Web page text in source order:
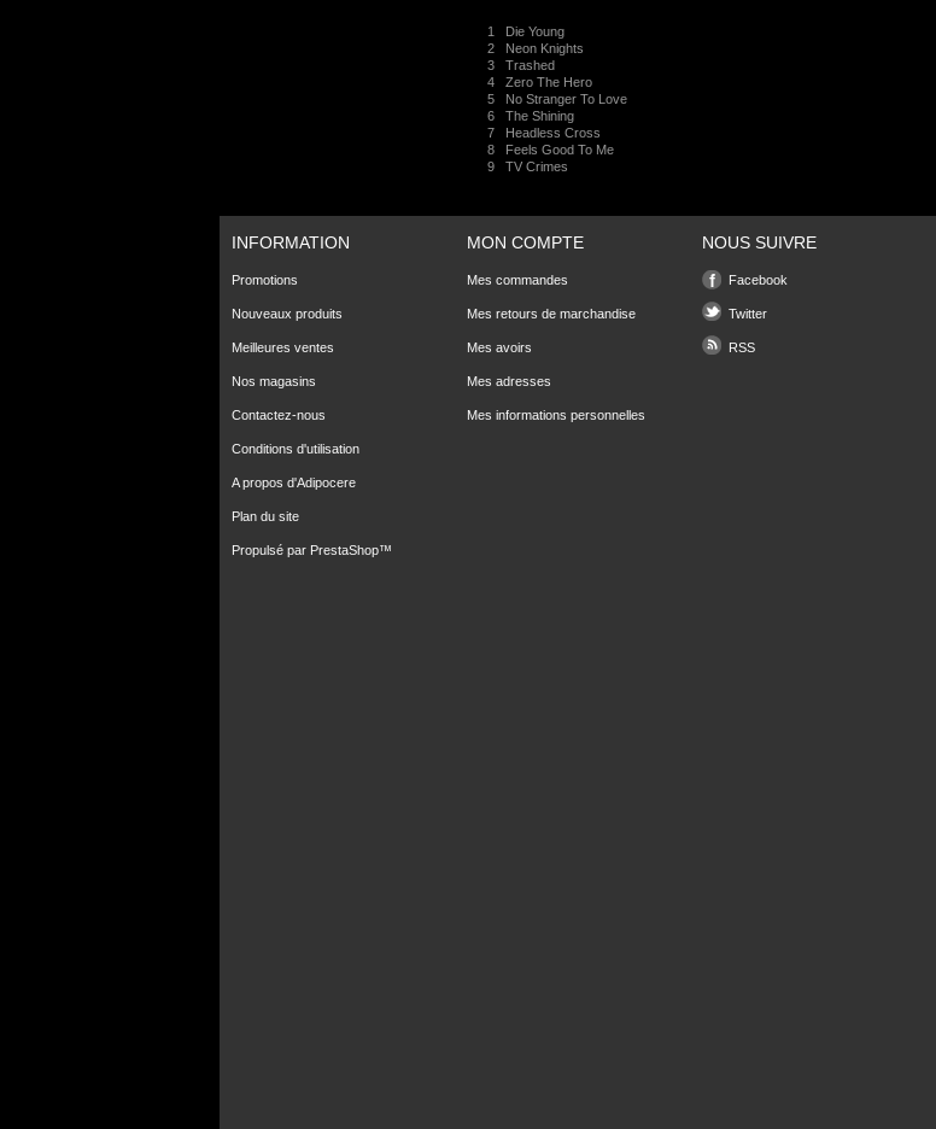
1
Die Young
2
Neon Knights
3
Trashed
4
Zero The Hero
5
No Stranger To Love
6
The Shining
7
Headless Cross
8
Feels Good To Me
9
TV Crimes
INFORMATION
Promotions
Nouveaux produits
Meilleures ventes
Nos magasins
Contactez-nous
Conditions d'utilisation
A propos d'Adipocere
Plan du site
Propulsé par PrestaShop™
MON COMPTE
Mes commandes
Mes retours de marchandise
Mes avoirs
Mes adresses
Mes informations personnelles
NOUS SUIVRE
Facebook
Twitter
RSS